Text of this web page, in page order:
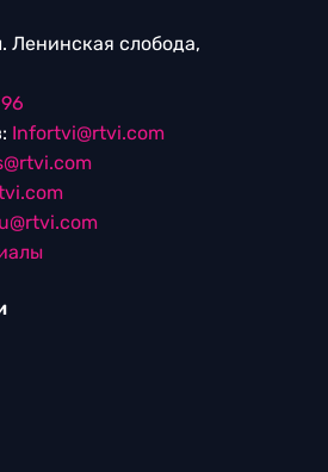
Ленинская слобода,
Infortvi@rtvi.com